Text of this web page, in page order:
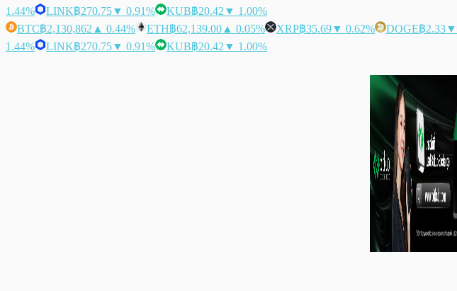
1.44%
LINK฿270.75▼ 0.91% KUB฿20.42 ▼ 1.00%
BTC฿2,130,862 ▲ 0.44% ETH฿62,139.00 ▲ 0.05% XRP฿35.69▼ 0.62% DOGE฿2.33▼
1.44%
LINK฿270.75▼ 0.91% KUB฿20.42 ▼ 1.00%